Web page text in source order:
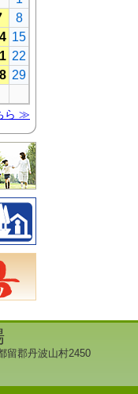
留郡丹波山村2450